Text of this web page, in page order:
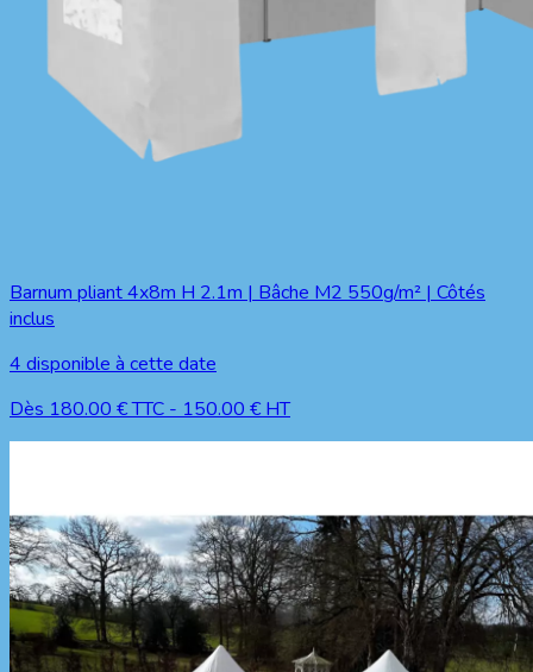
Barnum pliant 4x8m H 2.1m | Bâche M2 550g/m² | Côtés
inclus
4 disponible à cette date
Dès 180.00 € TTC - 150.00 € HT